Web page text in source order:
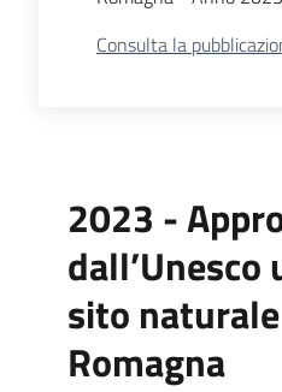
Consulta la
2023 -
dall’Unesco
sito
Romagna